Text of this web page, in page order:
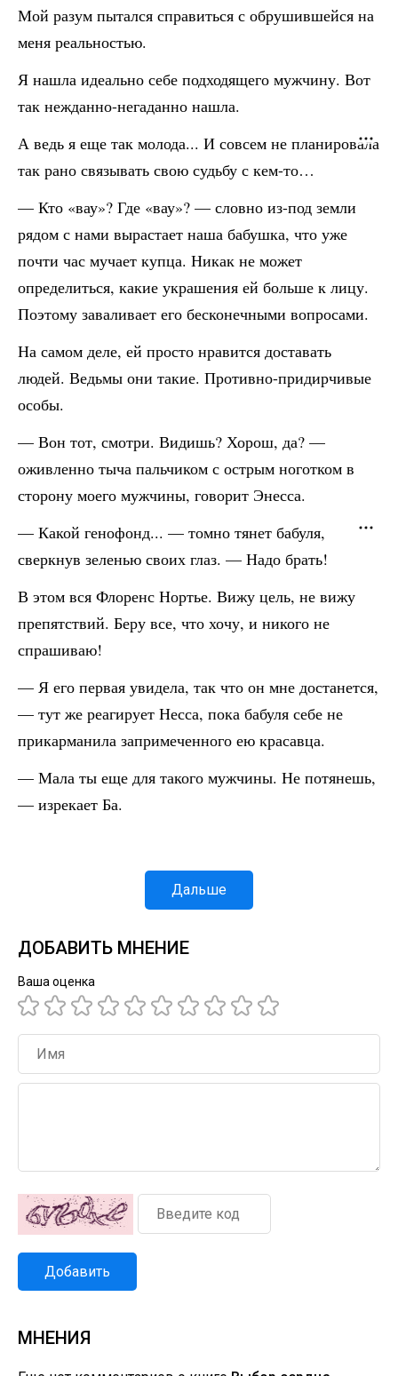
Мой разум пытался справиться с обрушившейся на
меня реальностью.
Я нашла идеально себе подходящего мужчину. Вот
так нежданно-негаданно нашла.
А ведь я еще так молода... И совсем не планировала
так рано связывать свою судьбу с кем-то…
— Кто «вау»? Где «вау»? — словно из-под земли
рядом с нами вырастает наша бабушка, что уже
почти час мучает купца. Никак не может
определиться, какие украшения ей больше к лицу.
Поэтому заваливает его бесконечными вопросами.
На самом деле, ей просто нравится доставать
людей. Ведьмы они такие. Противно-придирчивые
особы.
— Вон тот, смотри. Видишь? Хорош, да? —
оживленно тыча пальчиком с острым ноготком в
сторону моего мужчины, говорит Энесса.
— Какой генофонд... — томно тянет бабуля,
сверкнув зеленью своих глаз. — Надо брать!
В этом вся Флоренс Нортье. Вижу цель, не вижу
препятствий. Беру все, что хочу, и никого не
спрашиваю!
— Я его первая увидела, так что он мне достанется,
— тут же реагирует Несса, пока бабуля себе не
прикарманила запримеченного ею красавца.
— Мала ты еще для такого мужчины. Не потянешь,
— изрекает Ба.
Дальше
ДОБАВИТЬ МНЕНИЕ
Ваша оценка
Добавить
МНЕНИЯ